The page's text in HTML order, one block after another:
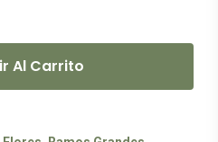
Al Carrito